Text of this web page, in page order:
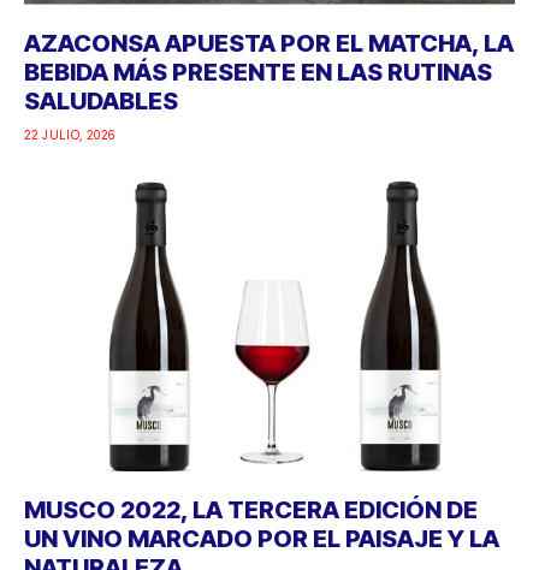
AZACONSA APUESTA POR EL MATCHA, LA
BEBIDA MÁS PRESENTE EN LAS RUTINAS
SALUDABLES
22 JULIO, 2026
MUSCO 2022, LA TERCERA EDICIÓN DE
UN VINO MARCADO POR EL PAISAJE Y LA